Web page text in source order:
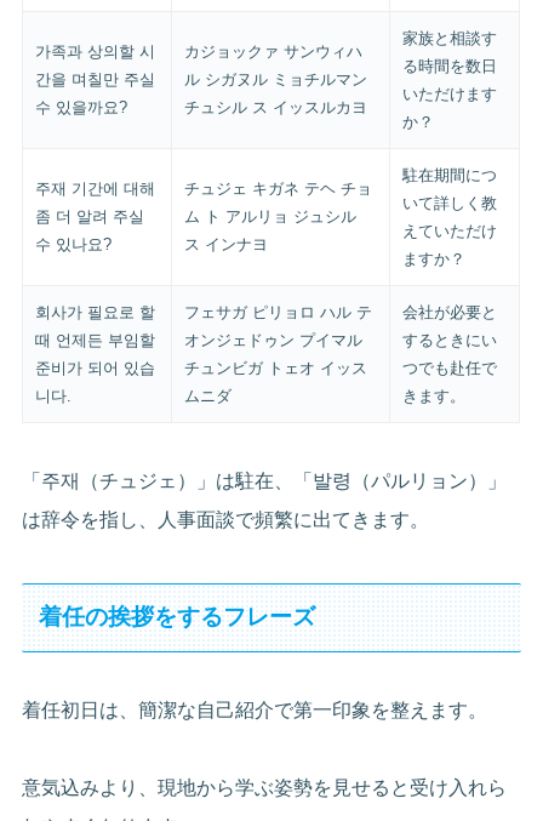
가족과 상의할 시
간을 며칠만 주실
수 있을까요?
カジョックァ サンウィハ
ル シガヌル ミョチルマン
チュシル ス イッスルカヨ
家族と相談す
る時間を数日
いただけます
か？
주재 기간에 대해
좀 더 알려 주실
수 있나요?
チュジェ キガネ テヘ チョ
ム ト アルリョ ジュシル
ス インナヨ
駐在期間につ
いて詳しく教
えていただけ
ますか？
회사가 필요로 할
때 언제든 부임할
준비가 되어 있습
니다.
フェサガ ピリョロ ハル テ
オンジェドゥン プイマル
チュンビガ トェオ イッス
ムニダ
会社が必要と
するときにい
つでも赴任で
きます。
「주재（チュジェ）」は駐在、「발령（パルリョン）」
は辞令を指し、人事面談で頻繁に出てきます。
着任の挨拶をするフレーズ
着任初日は、簡潔な自己紹介で第一印象を整えます。
意気込みより、現地から学ぶ姿勢を見せると受け入れら